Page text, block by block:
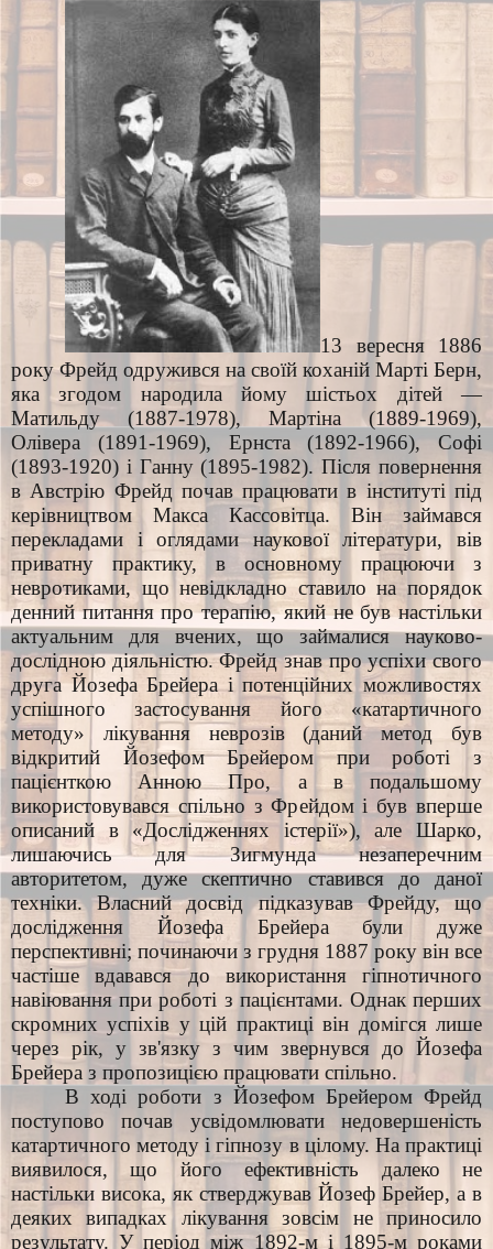
13 вересня 1886
року Фрейд одружився на своїй коханій Марті Берн,
яка згодом народила йому шістьох дітей —
Матильду (1887-1978), Мартіна (1889-1969),
Олівера (1891-1969), Ернста (1892-1966), Софі
(1893-1920) і Ганну (1895-1982). Після повернення
в Австрію Фрейд почав працювати в інституті під
керівництвом Макса Кассовітца. Він займався
перекладами і оглядами наукової літератури, вів
приватну практику, в основному працюючи з
невротиками, що невідкладно ставило на порядок
денний питання про терапію, який не був настільки
актуальним для вчених, що займалися науково-
дослідною діяльністю. Фрейд знав про успіхи свого
друга Йозефа Брейера і потенційних можливостях
успішного застосування його «катартичного
методу» лікування неврозів (даний метод був
відкритий Йозефом Брейером при роботі з
пацієнткою Анною Про, а в подальшому
використовувався спільно з Фрейдом і був вперше
описаний в «Дослідженнях істерії»), але Шарко,
лишаючись для Зигмунда незаперечним
авторитетом, дуже скептично ставився до даної
техніки. Власний досвід підказував Фрейду, що
дослідження Йозефа Брейера були дуже
перспективні; починаючи з грудня 1887 року він все
частіше вдавався до використання гіпнотичного
навіювання при роботі з пацієнтами. Однак перших
скромних успіхів у цій практиці він домігся лише
через рік, у зв'язку з чим звернувся до Йозефа
Брейера з пропозицією працювати спільно.
В ході роботи з Йозефом Брейером Фрейд
поступово почав усвідомлювати недовершеність
катартичного методу і гіпнозу в цілому. На практиці
виявилося, що його ефективність далеко не
настільки висока, як стверджував Йозеф Брейер, а в
деяких випадках лікування зовсім не приносило
результату. У період між 1892-м і 1895-м роками